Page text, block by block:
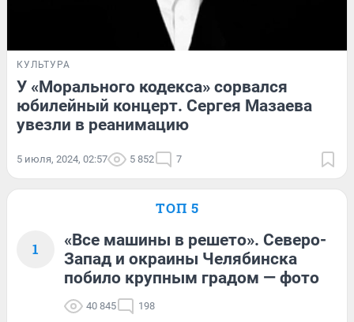
КУЛЬТУРА
У «Морального кодекса» сорвался
юбилейный концерт. Сергея Мазаева
увезли в реанимацию
5 июля, 2024, 02:57 5 852 7
ТОП 5
1
«Все машины в решето». Северо-
Запад и окраины Челябинска
побило крупным градом — фото
40 845 198